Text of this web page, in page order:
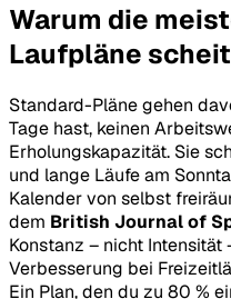
Warum die
Laufpläne
Standard-Pläne gehen
Tage hast, keinen
Erholungskapazität. Sie
und lange Läufe am
Kalender von selbst
dem British Journal of
Konstanz – nicht
Verbesserung bei
Ein Plan, den du zu 80 %